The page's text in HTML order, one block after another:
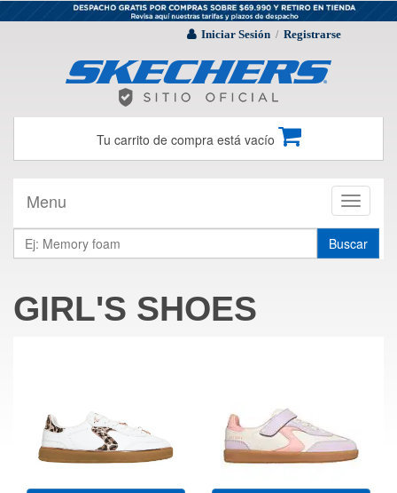
Iniciar Sesión / Registrarse
Tu carrito de compra está vacío
Toggle
Menu
Buscar
GIRL'S SHOES